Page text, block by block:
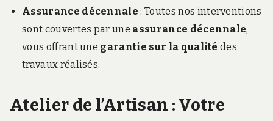
Assurance décennale : Toutes nos interventions
sont couvertes par une assurance décennale,
vous offrant une garantie sur la qualité des
travaux réalisés.
Atelier de l’Artisan : Votre